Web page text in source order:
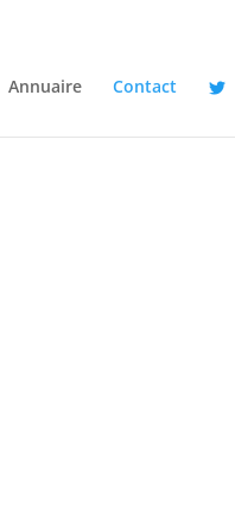
Annuaire Contact